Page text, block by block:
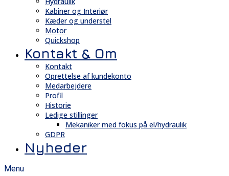
Kabiner og Interiør
Kæder og understel
Motor
Quickshop
Kontakt & Om
Kontakt
Oprettelse af kundekonto
Medarbejdere
Profil
Historie
Ledige stillinger
Mekaniker med fokus på el/hydraulik
GDPR
Nyheder
Menu